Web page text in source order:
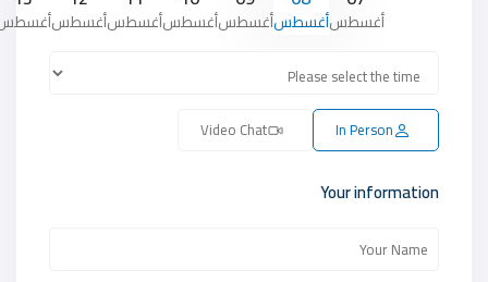
أغسطسأغسطسأغسطسأغسطسأغسطسأغسطس
In Person
Video Chat
Your information